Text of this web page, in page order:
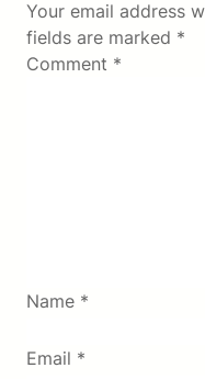
Your email address
fields are marked *
Comment *
Name *
Email *